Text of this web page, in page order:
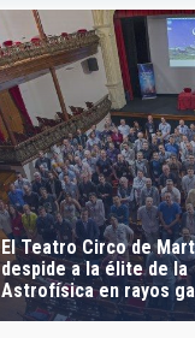
El Teatro Circo de
despide a la élite de la
Astrofísica en rayos